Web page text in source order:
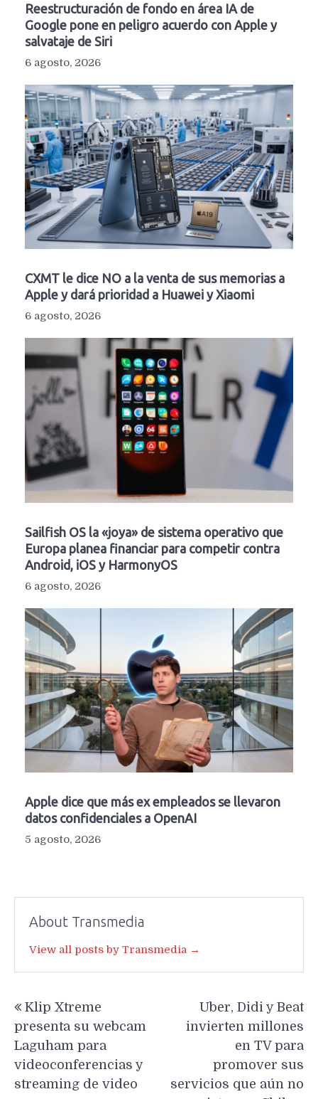
Reestructuración de fondo en área IA de
Google pone en peligro acuerdo con Apple y
salvataje de Siri
6 agosto, 2026
CXMT le dice NO a la venta de sus memorias a
Apple y dará prioridad a Huawei y Xiaomi
6 agosto, 2026
Sailfish OS la «joya» de sistema operativo que
Europa planea financiar para competir contra
Android, iOS y HarmonyOS
6 agosto, 2026
Apple dice que más ex empleados se llevaron
datos confidenciales a OpenAI
5 agosto, 2026
About Transmedia
View all posts by Transmedia →
entradas
Klip Xtreme
presenta su webcam
Laguham para
videoconferencias y
streaming de video
Uber, Didi y Beat
invierten millones
en TV para
promover sus
servicios que aún no